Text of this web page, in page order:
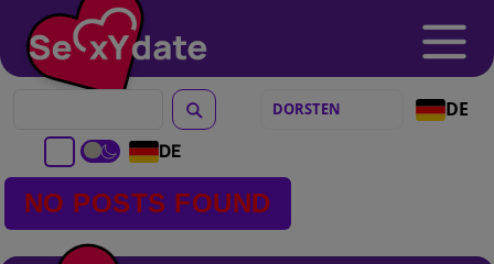
DE
DE
NO POSTS FOUND